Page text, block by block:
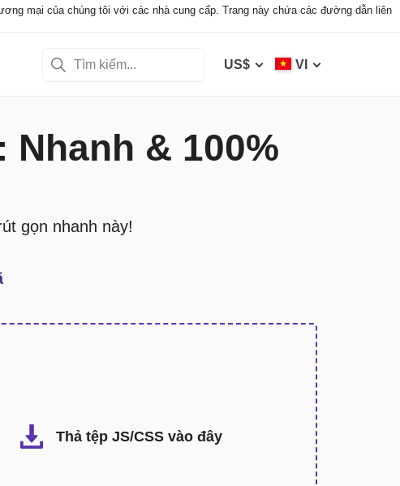
mại của chúng tôi với các nhà cung cấp. Trang này chứa các đường dẫn liên
US$ VI
& 100%
gọn nhanh này!
Thả tệp JS/CSS vào đây